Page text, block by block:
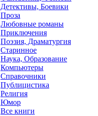
Детективы, Боевики
Проза
Любовные романы
Приключения
Поэзия, Драматургия
Старинное
Наука, Образование
Компьютеры
Справочники
Публицистика
Религия
Юмор
Все книги